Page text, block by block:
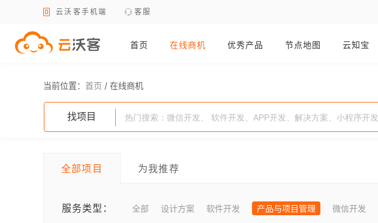
云沃客手机端 客服
首页 在线商机 优秀产品 节点地图 云知宝
当前位置： 首页 / 在线商机
找项目
全部项目 为我推荐
服务类型： 全部 设计方案 软件开发 产品与项目管理 微信开发